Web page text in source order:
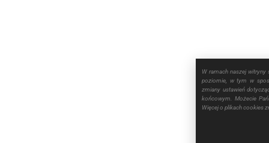
W ramach naszej witryny
poziomie, w tym w
zmiany ustawień
końcowym. Możecie
Więcej o plikach cookies